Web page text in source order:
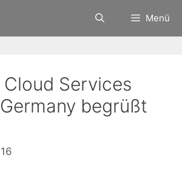
Menü
Services
begrüßt